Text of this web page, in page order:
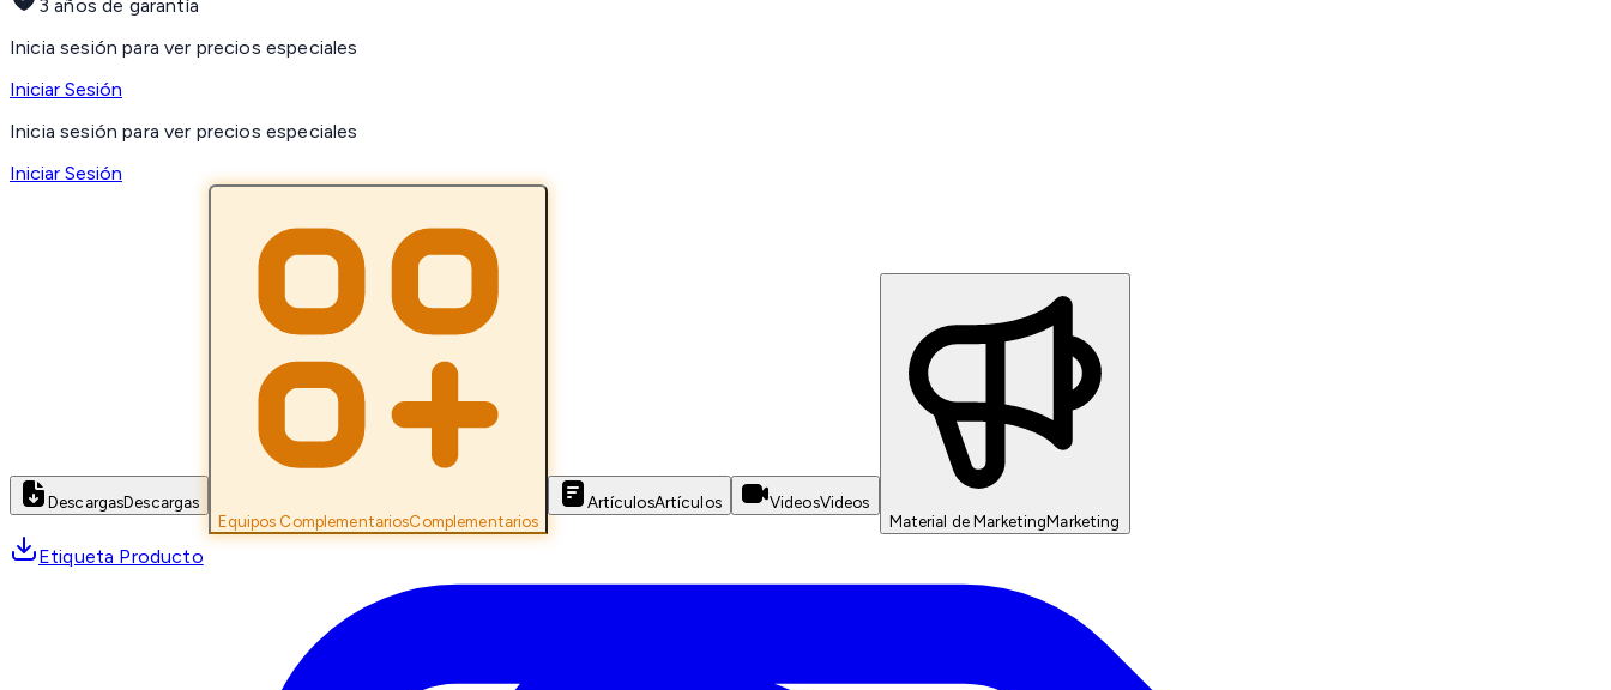
3 años de garantía
Inicia sesión para ver precios especiales
Iniciar Sesión
Inicia sesión para ver precios especiales
Iniciar Sesión
DescargasDescargas
Equipos ComplementariosComplementarios
ArtículosArtículos VideosVideos
Material de MarketingMarketing
Etiqueta Producto